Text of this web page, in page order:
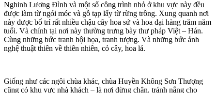
Nghinh Lương Đình và một số công trình nhỏ ở khu vực này đều
được làm từ ngói móc và gỗ tạp lấy từ rừng trồng. Xung quanh nơi
này được bố trí rất nhiều chậu cây hoa sứ và hoa đại hàng trăm năm
tuổi. Và chính tại nơi này thường trưng bày thư pháp Việt – Hán.
Cùng những bức tranh hội họa, tranh tượng. Và những bức ảnh
nghệ thuật thiên về thiên nhiên, cỏ cây, hoa lá.
Giống như các ngôi chùa khác, chùa Huyền Không Sơn Thượng
cũng có khu vực nhà khách – là nơi dừng chân, tránh nắng cho